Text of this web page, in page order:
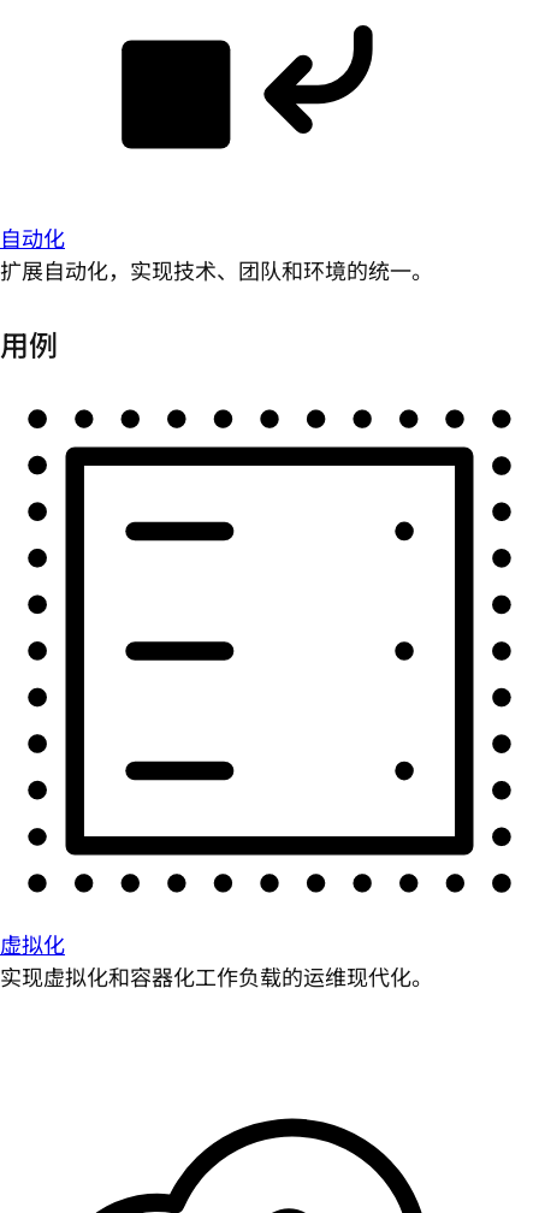
自动化
扩展自动化，实现技术、团队和环境的统一。
用例
虚拟化
实现虚拟化和容器化工作负载的运维现代化。